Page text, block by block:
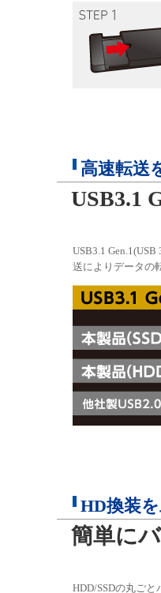
高速転送
USB3.1
USB3.1
送によりデータの
HD換装
簡単に
HDD/SSDの丸ご